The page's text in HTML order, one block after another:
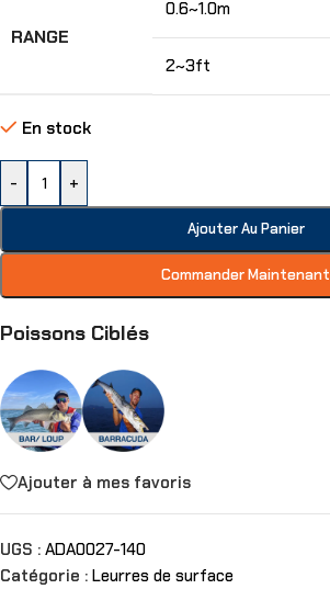
RANGE
0.6~1.0m
2~3ft
En stock
- +
Ajouter Au Panier
Commander Maintenant
Poissons Ciblés
Ajouter à mes favoris
UGS : ADA0027-140
Catégorie : Leurres de surface